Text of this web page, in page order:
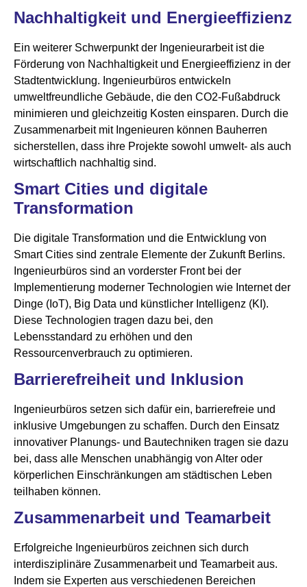
Nachhaltigkeit und Energieeffizienz
Ein weiterer Schwerpunkt der Ingenieurarbeit ist die
Förderung von Nachhaltigkeit und Energieeffizienz in der
Stadtentwicklung. Ingenieurbüros entwickeln
umweltfreundliche Gebäude, die den CO2-Fußabdruck
minimieren und gleichzeitig Kosten einsparen. Durch die
Zusammenarbeit mit Ingenieuren können Bauherren
sicherstellen, dass ihre Projekte sowohl umwelt- als auch
wirtschaftlich nachhaltig sind.
Smart Cities und digitale
Transformation
Die digitale Transformation und die Entwicklung von
Smart Cities sind zentrale Elemente der Zukunft Berlins.
Ingenieurbüros sind an vorderster Front bei der
Implementierung moderner Technologien wie Internet der
Dinge (IoT), Big Data und künstlicher Intelligenz (KI).
Diese Technologien tragen dazu bei, den
Lebensstandard zu erhöhen und den
Ressourcenverbrauch zu optimieren.
Barrierefreiheit und Inklusion
Ingenieurbüros setzen sich dafür ein, barrierefreie und
inklusive Umgebungen zu schaffen. Durch den Einsatz
innovativer Planungs- und Bautechniken tragen sie dazu
bei, dass alle Menschen unabhängig von Alter oder
körperlichen Einschränkungen am städtischen Leben
teilhaben können.
Zusammenarbeit und Teamarbeit
Erfolgreiche Ingenieurbüros zeichnen sich durch
interdisziplinäre Zusammenarbeit und Teamarbeit aus.
Indem sie Experten aus verschiedenen Bereichen